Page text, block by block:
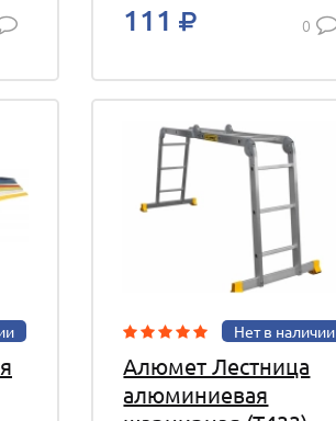
111 0
Нет в наличии
Алюмет Лестница
алюминиевая